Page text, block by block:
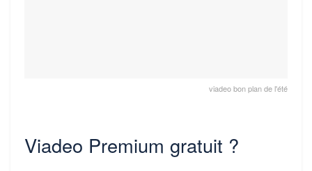
viadeo bon plan de l'été
Viadeo Premium gratuit ?